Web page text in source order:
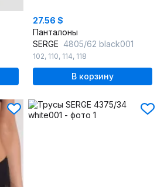
27.56 $
Панталоны
SERGE 4805/62 black001
102, 110, 114, 118
В корзину